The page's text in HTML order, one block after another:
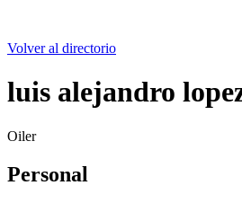
Volver al directorio
luis alejandro
Oiler
Personal